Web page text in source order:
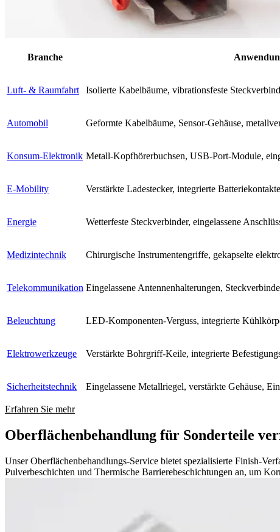
Branche
Luft- & Raumfahrt Isolierte Kabelbäume, vibrationsfeste
Automobil Geformte Kabelbäume, Sensor-Gehäuse,
Konsum-Elektronik Metall-Kopfhörerbuchsen, USB-Port-Module,
E-Mobility Verstärkte Ladestecker, integrierte
Energie Wetterfeste Steckverbinder, eingelassene
Medizintechnik Chirurgische Instrumentengriffe, gekapselte
Telekommunikation Eingelassene Antennenhalterungen,
Beleuchtung LED-Komponenten-Verguss, integrierte
Elektrowerkzeuge Verstärkte Bohrgriff-Keile, integrierte
Sicherheitstechnik Eingelassene Metallriegel, verstärkte Gehäuse,
Erfahren Sie mehr
Oberflächenbehandlung für Sonderteile
Unser Oberflächenbehandlungs-Service bietet spezialisierte Finish-
Pulverbeschichten und Thermische Barrierebeschichtungen an, um